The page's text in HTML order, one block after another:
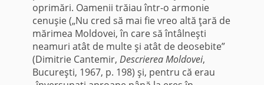
oprimări. Oamenii trăiau într-o armonie
cenuşie („Nu cred să mai fie vreo altă ţară de
mărimea Moldovei, în care să întâlneşti
neamuri atât de multe şi atât de deosebite”
(Dimitrie Cantemir, Descrierea Moldovei,
Bucureşti, 1967, p. 198) şi, pentru că erau